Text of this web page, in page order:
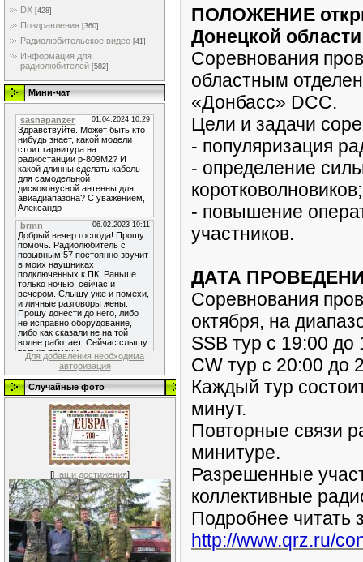
DX [428]
Поздравления [360]
Радиолюбительское видео [41]
Информация для
радиолюбителей [582]
Мини-чат
Для добавления необходима
авторизация
Случайные фото
[Наши достижения]
ПОЛОЖЕНИЕ
Донецкой
Соревнования
областным
«Донбасс» DCC.
Цели и задачи
- популяризация
- определение
коротковолновиков;
- повышение
участников.
ДАТА
Соревнования
октября, на
SSB тур с 19:00 до
CW тур с 20:00 до
Каждый тур
минут.
Повторные связи
минитуре.
Разрешенные
коллективные
Подробнее читать
http://www.qrz.ru/